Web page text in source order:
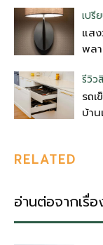
เปรี
แส
พล
รีวิว
รถ
บ้า
RELATED
อ่านต่อจากเรื่